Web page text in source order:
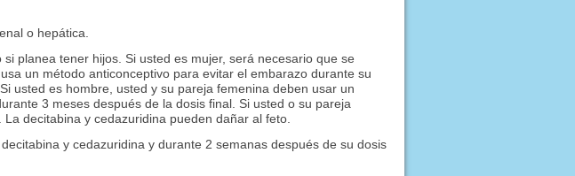
o hepática.
planea tener hijos. Si usted es mujer, será necesario que se
un método anticonceptivo para evitar el embarazo durante su
usted es hombre, usted y su pareja femenina deben usar un
3 meses después de la dosis final. Si usted o su pareja
decitabina y cedazuridina pueden dañar al feto.
y cedazuridina y durante 2 semanas después de su dosis